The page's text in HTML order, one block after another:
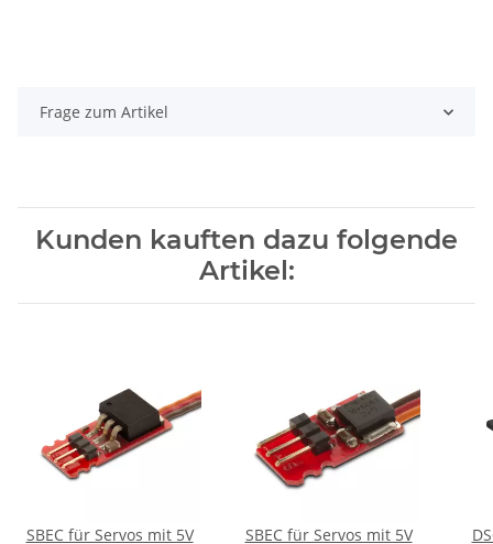
Frage zum Artikel
Kunden kauften dazu folgende
Artikel:
SBEC für Servos mit 5V
SBEC für Servos mit 5V